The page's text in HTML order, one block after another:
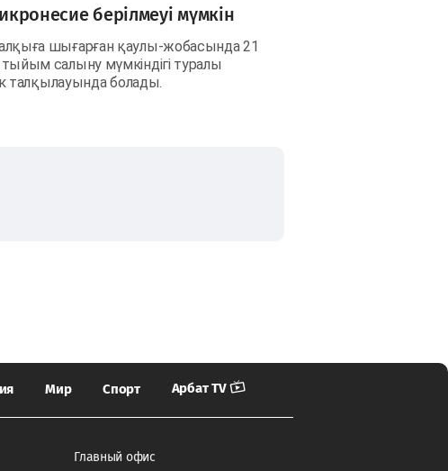
берілмеуі мүмкін
шығарған қаулы-жобасында 21
салыну мүмкіндігі туралы
талқылауында болады.
Мир Спорт Арбат TV
Главный офис